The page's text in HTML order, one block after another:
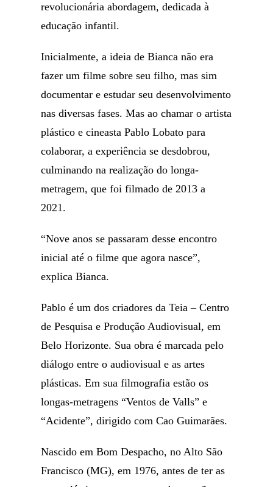
revolucionária abordagem, dedicada à
educação infantil.
Inicialmente, a ideia de Bianca não era
fazer um filme sobre seu filho, mas sim
documentar e estudar seu desenvolvimento
nas diversas fases. Mas ao chamar o artista
plástico e cineasta Pablo Lobato para
colaborar, a experiência se desdobrou,
culminando na realização do longa-
metragem, que foi filmado de 2013 a
2021.
“Nove anos se passaram desse encontro
inicial até o filme que agora nasce”,
explica Bianca.
Pablo é um dos criadores da Teia – Centro
de Pesquisa e Produção Audiovisual, em
Belo Horizonte. Sua obra é marcada pelo
diálogo entre o audiovisual e as artes
plásticas. Em sua filmografia estão os
longas-metragens “Ventos de Valls” e
“Acidente”, dirigido com Cao Guimarães.
Nascido em Bom Despacho, no Alto São
Francisco (MG), em 1976, antes de ter as